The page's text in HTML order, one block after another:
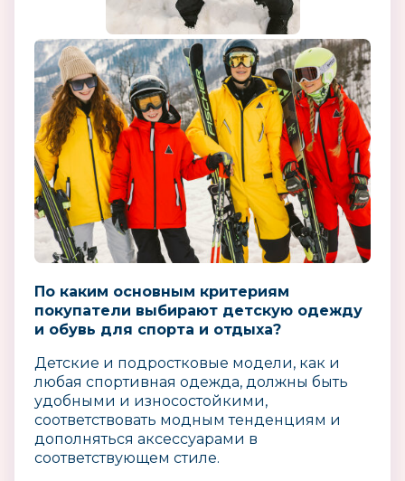
По каким основным критериям
покупатели выбирают детскую одежду
и обувь для спорта и отдыха?
Детские и подростковые модели, как и
любая спортивная одежда, должны быть
удобными и износостойкими,
соответствовать модным тенденциям и
дополняться аксессуарами в
соответствующем стиле.